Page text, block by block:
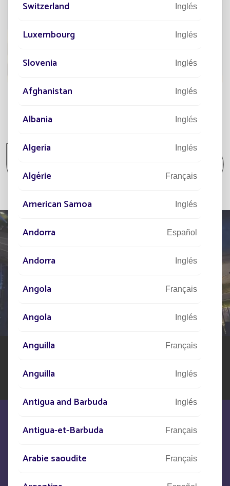
Todos los proyectos Aparcamiento / Zona
comercial / Zona industrial
DE SU PROYECTO
el mundo para ayudarle en su proyecto de alumbrado
Estamos a su disposición para
Switzerland Inglés
Luxembourg Inglés
Slovenia Inglés
Afghanistan Inglés
Albania Inglés
Algeria Inglés
Algérie Français
American Samoa Inglés
Andorra Español
Andorra Inglés
Angola Français
Angola Inglés
Anguilla Français
Anguilla Inglés
Antigua and Barbuda Inglés
Antigua-et-Barbuda Français
Arabie saoudite Français